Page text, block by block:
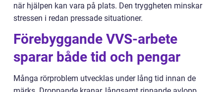
när hjälpen kan vara på plats. Den tryggheten minskar
stressen i redan pressade situationer.
Förebyggande VVS-arbete
sparar både tid och pengar
Många rörproblem utvecklas under lång tid innan de